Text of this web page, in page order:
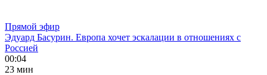
Прямой эфир
Эдуард Басурин. Европа хочет эскалации в отношениях с
Россией
00:04
23 мин